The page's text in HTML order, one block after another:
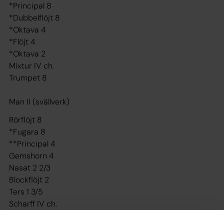
*Principal 8
*Dubbelflöjt 8
*Oktava 4
*Flöjt 4
*Oktava 2
Mixtur IV ch.
Trumpet 8
Man II (svällverk)
Rörflöjt 8
*Fugara 8
**Principal 4
Gemshorn 4
Nasat 2 2/3
Blockflöjt 2
Ters 1 3/5
Scharff IV ch.